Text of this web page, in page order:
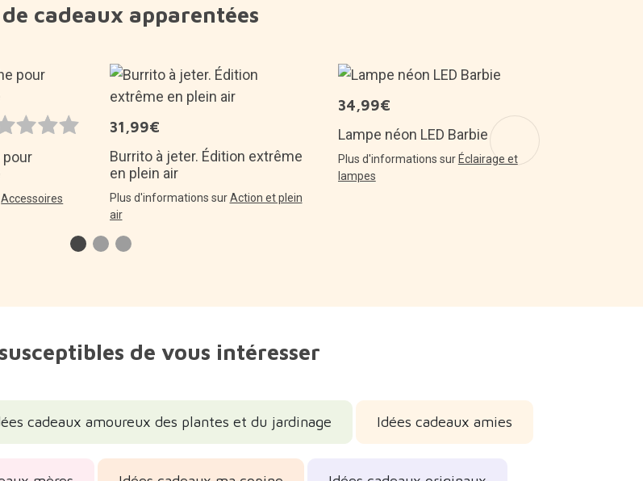
de cadeaux apparentées
pour
Accessoires
31,99€
Burrito à jeter. Édition extrême
en plein air
Plus d'informations surAction et plein
air
34,99€
Lampe néon LED Barbie
Plus d'informations sur Éclairage et
lampes
de vous intéresser
cadeaux amoureux des plantes et du jardinage Idées cadeaux amies